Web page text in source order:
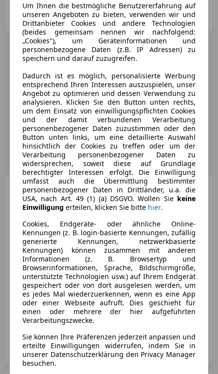
Autohaus Groß Gerungs
AT-3920 Gross Gerungs
Audi A4Avant 30 2.0 TDI
LED+LEDER+NAVI+Virtual+LM
€ 19 590 1
12/2021 131 062 km Diesel
100 kW (136 PS)
OutletCars.at – Wels
AT-4600 Wels
Um Ihnen die bestmögliche Benutzererfahrung auf
unseren Angeboten zu bieten, verwenden wir und
Drittanbieter Cookies und andere Technologien
(beides gemeinsam nennen wir nachfolgend:
„Cookies"), um Geräteinformationen und
personenbezogene Daten (z.B. IP Adressen) zu
speichern und darauf zuzugreifen.
Dadurch ist es möglich, personalisierte Werbung
entsprechend Ihren Interessen auszuspielen, unser
Angebot zu optimieren und dessen Verwendung zu
analysieren. Klicken Sie den Button unten rechts,
um dem Einsatz von einwilligungspflichten Cookies
und der damit verbundenen Verarbeitung
personenbezogener Daten zuzustimmen oder den
Button unten links, um eine detaillierte Auswahl
hinsichtlich der Cookies zu treffen oder um der
Verarbeitung personenbezogener Daten zu
widersprechen, soweit diese auf Grundlage
berechtigter Interessen erfolgt. Die Einwilligung
umfasst auch die Übermittlung bestimmter
personenbezogener Daten in Drittländer, u.a. die
USA, nach Art. 49 (1) (a) DSGVO. Wollen Sie keine
Einwilligung erteilen, klicken Sie bitte hier.
Cookies, Endgeräte- oder ähnliche Online-
Kennungen (z. B. login-basierte Kennungen, zufällig
generierte Kennungen, netzwerkbasierte
Kennungen) können zusammen mit anderen
Informationen (z. B. Browsertyp und
Browserinformationen, Sprache, Bildschirmgröße,
unterstützte Technologien usw.) auf Ihrem Endgerät
gespeichert oder von dort ausgelesen werden, um
es jedes Mal wiederzuerkennen, wenn es eine App
oder einer Webseite aufruft. Dies geschieht für
einen oder mehrere der hier aufgeführten
Verarbeitungszwecke.
Sie können Ihre Präferenzen jederzeit anpassen und
erteilte Einwilligungen widerrufen, indem Sie in
unserer Datenschutzerklärung den Privacy Manager
besuchen.